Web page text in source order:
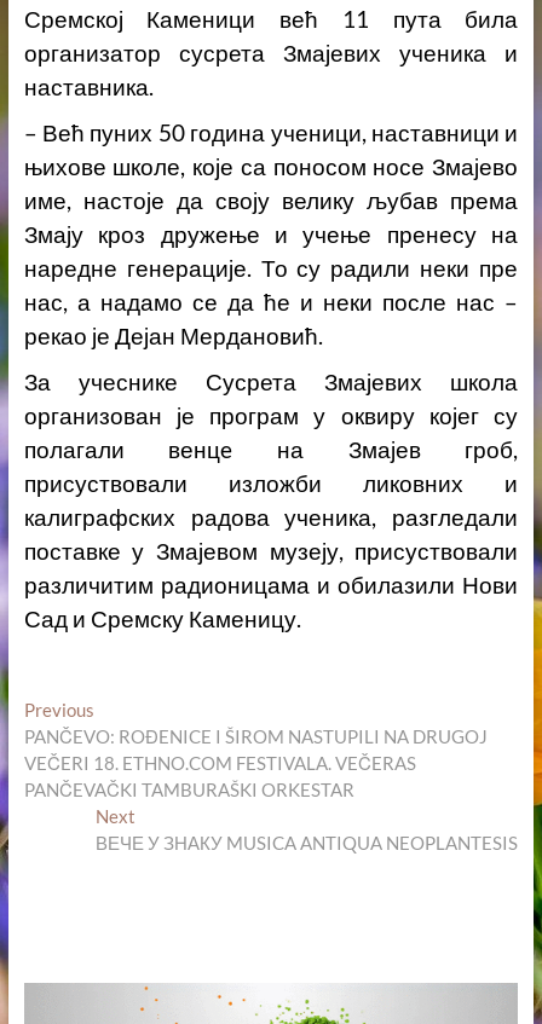
Сремској Каменици већ 11 пута била
организатор сусрета Змајевих ученика и
наставника.
– Већ пуних 50 година ученици, наставници и
њихове школе, које са поносом носе Змајево
име, настоје да своју велику љубав према
Змају кроз дружење и учење пренесу на
наредне генерације. То су радили неки пре
нас, а надамо се да ће и неки после нас –
рекао је Дејан Мердановић.
За учеснике Сусрета Змајевих школа
организован је програм у оквиру којег су
полагали венцe на Змајев гроб,
присуствовали изложби ликовних и
калиграфских радова ученика, разгледали
поставке у Змајевом музеју, присуствовали
различитим радионицама и обилазили Нови
Сад и Сремску Каменицу.
Кретање
чланка
PreviousPrevious
post:
PANČEVO: ROĐENICE I ŠIROM NASTUPILI NA DRUGOJ
VEČERI 18. ETHNO.COM FESTIVALA. VEČERAS
PANČEVAČKI TAMBURAŠKI ORKESTAR
Next
post:
ВЕЧЕ У ЗНАКУ MUSICA ANTIQUA NEOPLANTESIS